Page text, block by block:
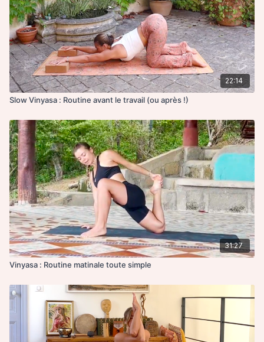
22:14
Slow Vinyasa : Routine avant le travail (ou après !)
31:27
Vinyasa : Routine matinale toute simple